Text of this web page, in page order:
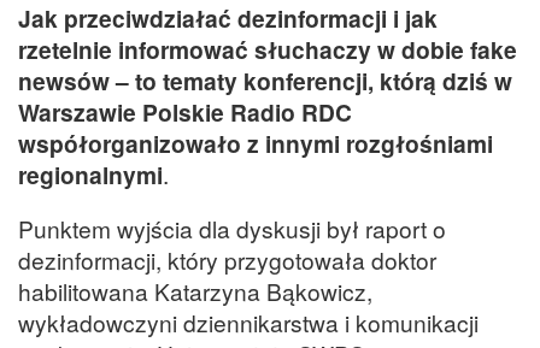
Jak przeciwdziałać dezinformacji i jak
rzetelnie informować słuchaczy w dobie fake
newsów – to tematy konferencji, którą dziś w
Warszawie Polskie Radio RDC
współorganizowało z innymi rozgłośniami
regionalnymi.
Punktem wyjścia dla dyskusji był raport o
dezinformacji, który przygotowała doktor
habilitowana Katarzyna Bąkowicz,
wykładowczyni dziennikarstwa i komunikacji